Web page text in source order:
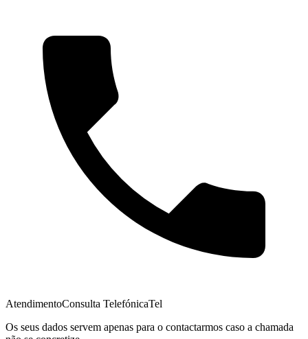
AtendimentoConsulta TelefónicaTel
Os seus dados servem apenas para o contactarmos caso a chamada